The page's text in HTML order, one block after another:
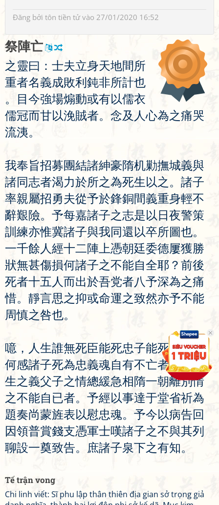
Đăng bởi tôn tiền tửvào 27/01/2020 16:52
祭陣亡
之靈曰 ： 士夫立身天地間所
重者名義成敗利 鈍非所計也
。
目 今強場煽動或有以儒衣
儒冠而甘以浼賊者。 念及 人心為之痛哭
流洟。
我奉旨招募團結諸紳豪隋机勦撫城義與
諸同志者渴力於所之為死生 以之。 諸子
率親屬招勇夫從予於鋒銅間義重身輕不
辭艱險。 予每嘉諸子之志是 以 日 夜警策
訓 練亦惟冀諸子與我同還 以卒所圖也。
一千餘 人經十二陣 上憑朝廷委德屢獲勝
狀無甚傷損何諸子之不能自全耶 ？ 前後
死者十五 人而出於吾党者八予深為之痛
惜。 靜言思之抑或命運之致然亦予不能
周慎之咎也。
噫 ， 人生誰無死臣能死忠子能死孝死又
何感諸子死為忠義魂自有不亡者存弟師
生之義父子之情總緩急相隋一朝離別情
之不能自 已者。 予經以事達于堂省祈為
題奏尚蒙旌表以慰忠魂。 予今以病告回
因領普賞錢支憑軍士嘆諸子之不與其列
聊設一奠致告。 庶諸子泉下之有知。
Tế trận vong
Chi linh viết: Sĩ phu lập thân thiên địa gian sở trọng giả